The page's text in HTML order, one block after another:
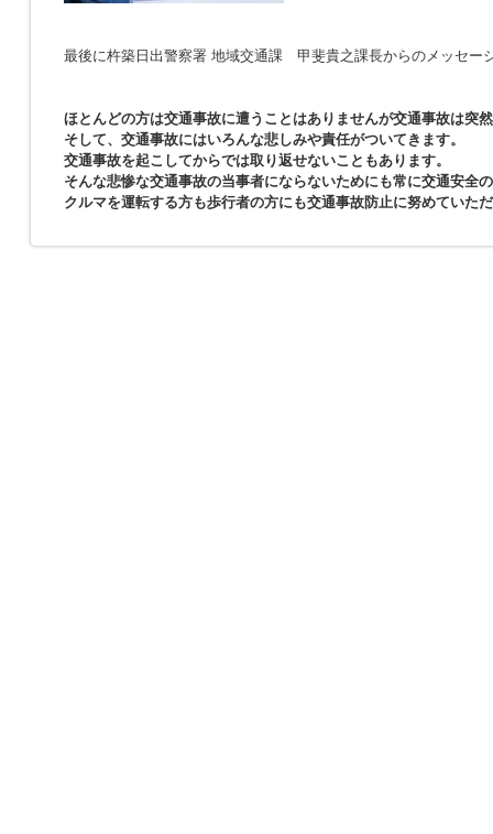
最後に杵築日出警察署 地域交通課 甲斐貴之課長からのメッセー
ほとんどの方は交通事故に遭うことはありませんが交通事故は突
そして、交通事故にはいろんな悲しみや責任がついてきます。
交通事故を起こしてからでは取り返せないこともあります。
そんな悲惨な交通事故の当事者にならないためにも常に交通安全
クルマを運転する方も歩行者の方にも交通事故防止に努めていた